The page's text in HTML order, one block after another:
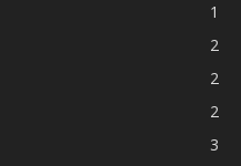
1
2
2
2
3